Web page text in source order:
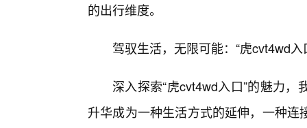
的出行维度。
驾驭生活，无限可能：“虎cvt4wd
深入探索“虎cvt4wd入口”的魅力
升华成为一种生活方式的延伸，一种